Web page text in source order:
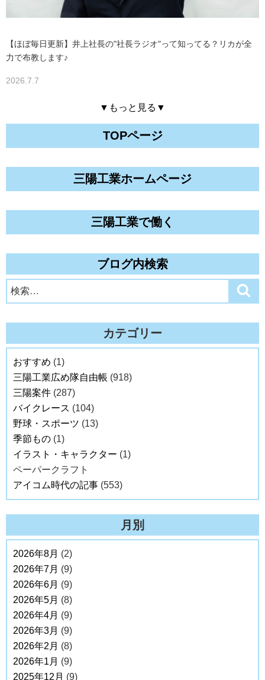
【ほぼ毎日更新】井上社長の"社長ラジオ"って知ってる？リカが全
力で布教します♪
2026.7.7
▼もっと見る▼
TOPページ
三陽工業ホームページ
三陽工業で働く
ブログ内検索
検
索:
カテゴリー
おすすめ (1)
三陽工業広め隊自由帳 (918)
三陽案件 (287)
バイクレース (104)
野球・スポーツ (13)
季節もの (1)
イラスト・キャラクター (1)
ペーパークラフト
アイコム時代の記事 (553)
月別
2026年8月 (2)
2026年7月 (9)
2026年6月 (9)
2026年5月 (8)
2026年4月 (9)
2026年3月 (9)
2026年2月 (8)
2026年1月 (9)
2025年12月 (9)